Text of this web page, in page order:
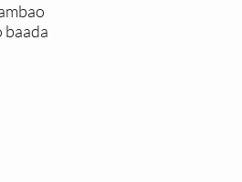
baada